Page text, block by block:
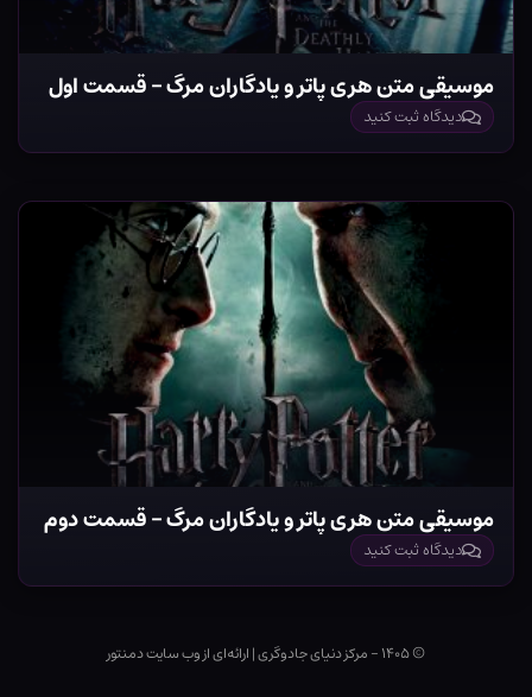
موسیقی متن هری پاتر و یادگاران مرگ – قسمت اول
دیدگاه ثبت کنید
موسیقی متن هری پاتر و یادگاران مرگ – قسمت دوم
دیدگاه ثبت کنید
© ۱۴۰۵ - مرکز دنیای جادوگری |ارائه‌ای از وب ‌سایت دمنتور